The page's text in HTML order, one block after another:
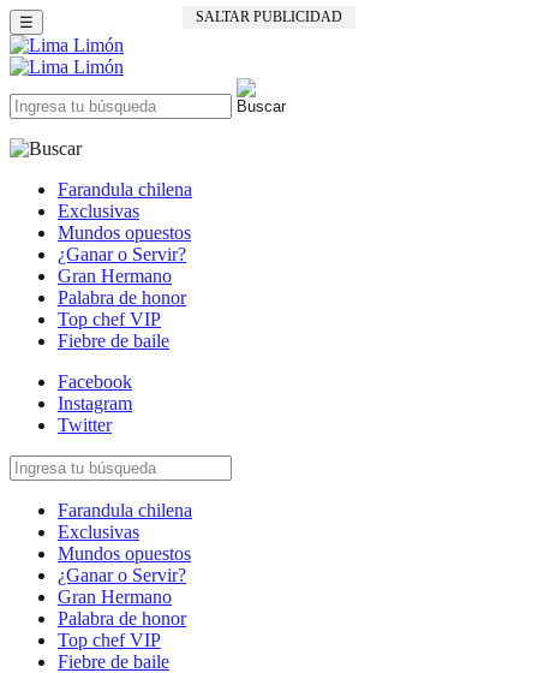
SALTAR PUBLICIDAD
☰
Farandula chilena
Exclusivas
Mundos opuestos
¿Ganar o Servir?
Gran Hermano
Palabra de honor
Top chef VIP
Fiebre de baile
Facebook
Instagram
Twitter
Farandula chilena
Exclusivas
Mundos opuestos
¿Ganar o Servir?
Gran Hermano
Palabra de honor
Top chef VIP
Fiebre de baile